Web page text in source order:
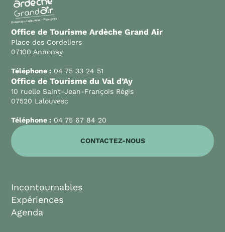
Office de Tourisme Ardèche Grand Air
Place des Cordeliers
07100 Annonay
Téléphone : 04 75 33 24 51
Office de Tourisme du Val d’Ay
10 ruelle Saint-Jean-François Régis
07520 Lalouvesc
Téléphone : 04 75 67 84 20
CONTACTEZ-NOUS
Incontournables
Expériences
Agenda